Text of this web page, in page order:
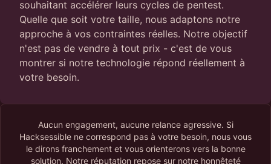
souhaitant accélérer leurs cycles de pentest.
Quelle que soit votre taille, nous adaptons notre
approche à vos contraintes réelles. Notre objectif
n'est pas de vendre à tout prix - c'est de vous
montrer si notre technologie répond réellement à
votre besoin.
Aucun engagement, aucune relance agressive. Si
Hacksessible ne correspond pas à votre besoin, nous vous
le dirons franchement et vous orienterons vers la bonne
solution. Notre réputation repose sur notre honnêteté